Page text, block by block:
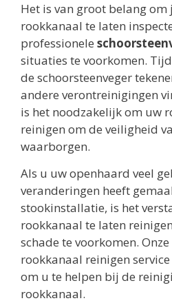
Het is van groot belang
rookkanaal te laten
professionele
situaties te voorkomen.
de schoorsteenveger
andere verontreinigingen
is het noodzakelijk om uw
reinigen om de veiligheid
waarborgen.
Als u uw openhaard veel
veranderingen heeft
stookinstallatie, is het
rookkanaal te laten
schade te voorkomen.
rookkanaal reinigen
om u te helpen bij de
rookkanaal.